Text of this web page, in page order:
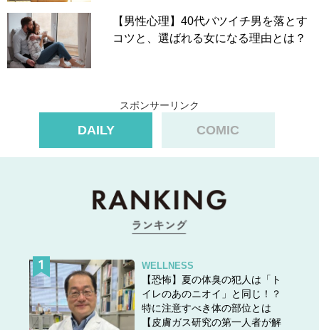
【男性心理】40代バツイチ男を落とす
コツと、選ばれる女になる理由とは？
スポンサーリンク
DAILY COMIC
WELLNESS
【恐怖】夏の体臭の犯人は「ト
イレのあのニオイ」と同じ！？
特に注意すべき体の部位とは
【皮膚ガス研究の第一人者が解